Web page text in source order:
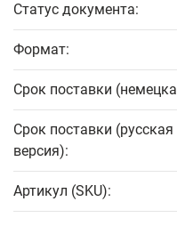
Статус документа:
Формат:
Срок поставки
Срок поставки (русская
версия):
Артикул (SKU):